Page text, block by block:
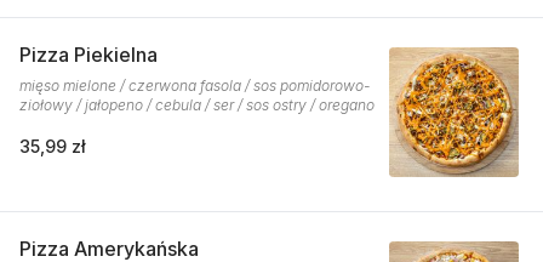
Pizza Piekielna
mięso mielone / czerwona fasola / sos pomidorowo-
ziołowy / jałopeno / cebula / ser / sos ostry / oregano
35,99 zł
Pizza Amerykańska